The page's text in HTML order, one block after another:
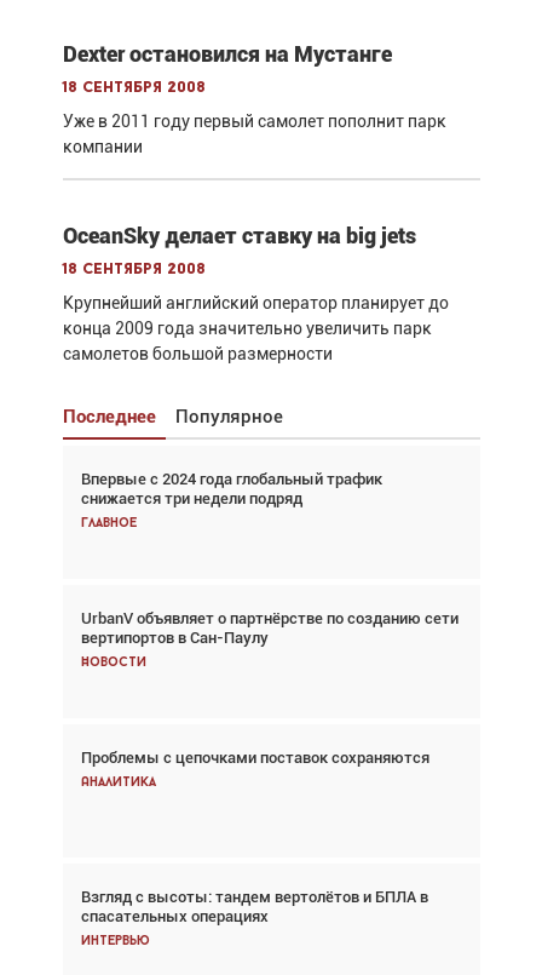
Dexter остановился на Мустанге
18 сентября 2008
Уже в 2011 году первый самолет пополнит парк
компании
OceanSky делает ставку на big jets
18 сентября 2008
Крупнейший английский оператор планирует до
конца 2009 года значительно увеличить парк
самолетов большой размерности
Последнее Популярное
Впервые с 2024 года глобальный трафик
снижается три недели подряд
Главное
UrbanV объявляет о партнёрстве по созданию сети
вертипортов в Сан-Паулу
Новости
Проблемы с цепочками поставок сохраняются
Аналитика
Взгляд с высоты: тандем вертолётов и БПЛА в
спасательных операциях
Интервью
Взгляд с высоты: тандем вертолётов и БПЛА в
спасательных операциях
Главное
Авиационный фотограф Дэйв Кох: «Фотография
говорит сама за себя... а ИИ всё портит»
Новости
Впервые с 2024 года глобальный трафик
снижается три недели подряд
Частный самолёт – это актив. Подходите к
покупке соответствующим образом
Интервью